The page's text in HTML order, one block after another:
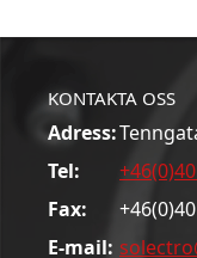
KONTAKTA OSS
Adress:
Tel:
Fax:
E-mail: